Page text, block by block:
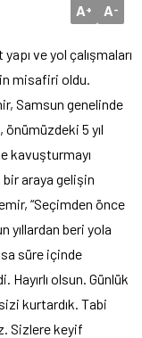
A+ A-
ve yol çalışmaları
misafiri oldu.
Samsun genelinde
önümüzdeki 5 yıl
kavuşturmayı
araya gelişin
“Seçimden önce
yıllardan beri yola
süre içinde
Hayırlı olsun. Günlük
kurtardık. Tabi
Sizlere keyif